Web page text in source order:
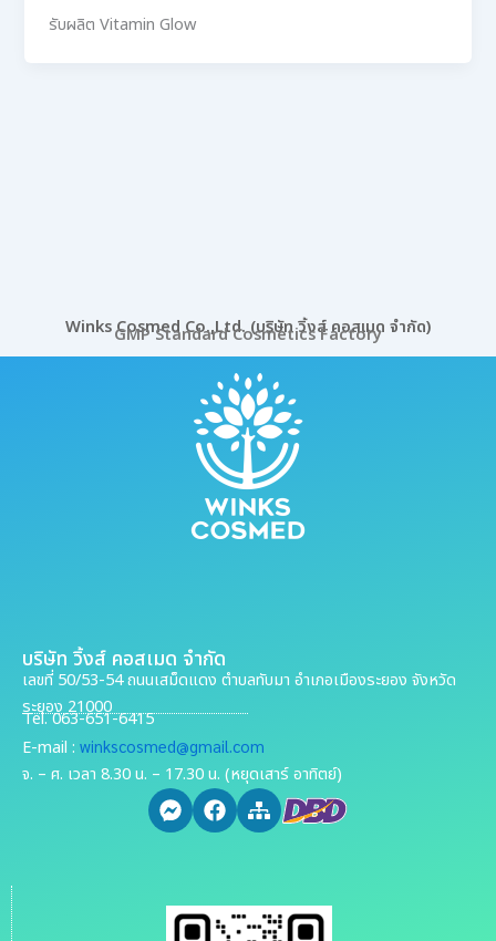
รับผลิต Vitamin Glow
Winks Cosmed Co.,Ltd. (บริษัท วิ้งส์ คอสเมด จำกัด)
GMP Standard Cosmetics Factory
บริษัท วิ้งส์ คอสเมด จำกัด
เลขที่ 50/53-54 ถนนเสม็ดแดง ตำบลทับมา อำเภอเมืองระยอง จังหวัด
ระยอง 21000
Tel. 063-651-6415
E-mail : winkscosmed@gmail.com
จ. – ศ. เวลา 8.30 น. – 17.30 น. (หยุดเสาร์ อาทิตย์)